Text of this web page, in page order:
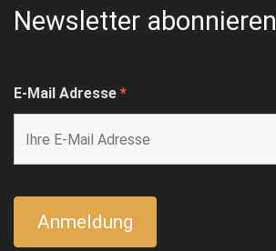
Newsletter abonnieren
E-Mail Adresse *